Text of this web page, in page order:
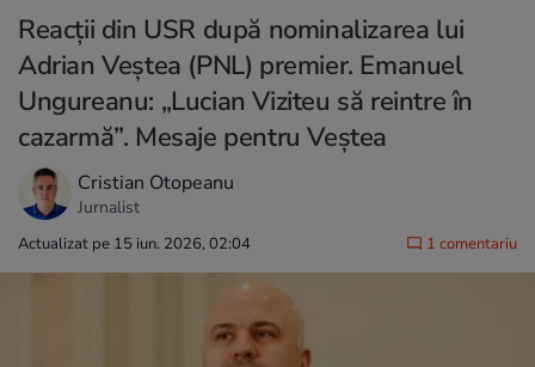
Reacții din USR după nominalizarea lui
Adrian Veștea (PNL) premier. Emanuel
Ungureanu: „Lucian Viziteu să reintre în
cazarmă”. Mesaje pentru Veștea
Cristian Otopeanu
Jurnalist
Actualizat pe 15 iun. 2026, 02:04 1 comentariu